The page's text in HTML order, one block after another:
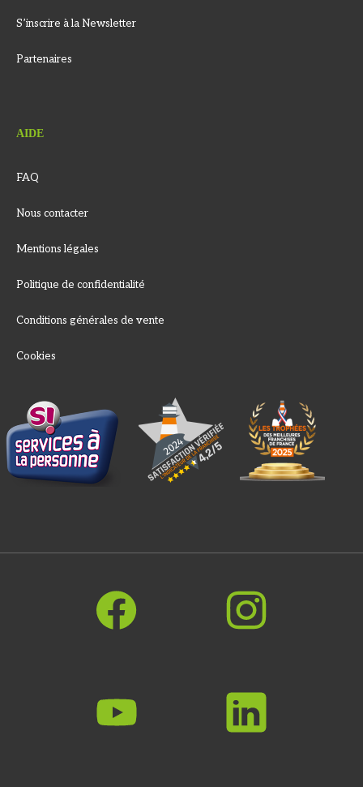
S’inscrire à la Newsletter
Partenaires
AIDE
FAQ
Nous contacter
Mentions légales
Politique de confidentialité
Conditions générales de vente
Cookies